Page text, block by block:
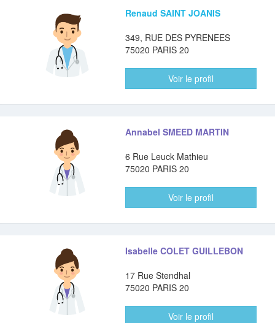
Renaud SAINT JOANIS
349, RUE DES PYRENEES
75020 PARIS 20
Voir le profil
Annabel SMEED MARTIN
6 Rue Leuck Mathieu
75020 PARIS 20
Voir le profil
Isabelle COLET GUILLEBON
17 Rue Stendhal
75020 PARIS 20
Voir le profil